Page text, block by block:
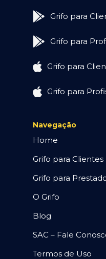
Grifo para
Grifo para
Grifo para
Grifo para
Navegação
Home
Grifo para Clientes
Grifo para
O Grifo
Blog
SAC – Fale
Termos de Uso